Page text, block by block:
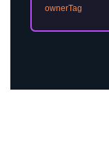
ownerTag